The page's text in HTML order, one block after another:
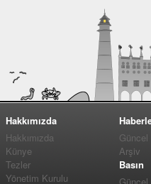
Hakkımızda
Hakkımızda
Künye
Tezler
Yönetim Kurulu
Güncel
Arşiv
Basın